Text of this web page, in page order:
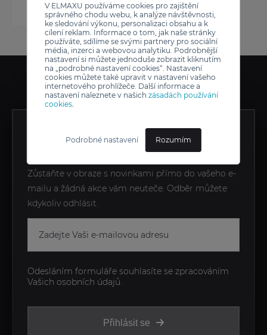
V ELMAXU používáme cookies pro zajištění
správného chodu webu, k analýze návštěvnosti,
ke sledování výkonu, personalizaci obsahu a k
cílení reklam. Informace o tom, jak naše stránky
používáte, sdílíme se svými partnery pro sociální
média, inzerci a webovou analytiku. Podrobnější
nastavení si můžete jednoduše zobrazit kliknutím
na „podrobné nastavení cookies“. Nastavení
cookies můžete také upravit v nastavení vašeho
internetového prohlížeče. Další informace a
nastavení naleznete v našich zásadách používání
cookies.
Podrobné nastavení Rozumím
ZÍSKEJTE EXKLUZIVNÍ
NOVINKY JAKO PRVNÍ
Zůstaňte v obraze s novinkami přímo do vašeho e-
mailu a žádná akce vám neuteče. Odběr můžete
kdykoliv odhlásit.
Přihlásit se
Odesláním formuláře souhlasíte se zpracováním
Vašich osobních údajů.